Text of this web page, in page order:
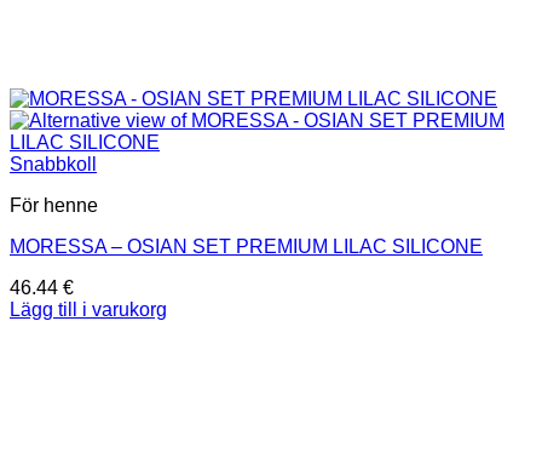
Snabbkoll
För henne
MORESSA – OSIAN SET PREMIUM LILAC SILICONE
46.44 €
Lägg till i varukorg